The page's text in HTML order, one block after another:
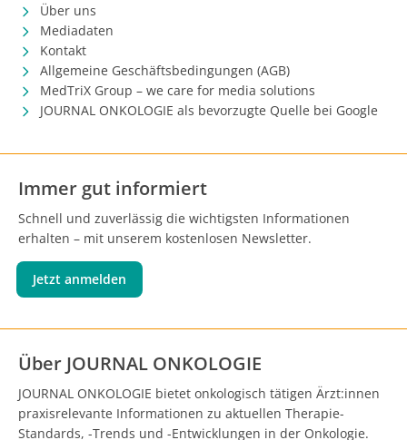
Über uns
Mediadaten
Kontakt
Allgemeine Geschäftsbedingungen (AGB)
MedTriX Group – we care for media solutions
JOURNAL ONKOLOGIE als bevorzugte Quelle bei Google
Immer gut informiert
Schnell und zuverlässig die wichtigsten Informationen
erhalten – mit unserem kostenlosen Newsletter.
Jetzt anmelden
Über JOURNAL ONKOLOGIE
JOURNAL ONKOLOGIE bietet onkologisch tätigen Ärzt:innen
praxisrelevante Informationen zu aktuellen Therapie-
Standards, -Trends und -Entwicklungen in der Onkologie.